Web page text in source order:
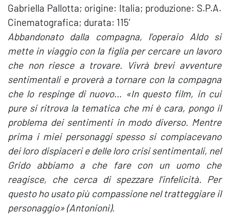
Gabriella Pallotta; origine: Italia; produzione: S.P.A.
Cinematografica; durata: 115′
Abbandonato dalla compagna, l’operaio Aldo si
mette in viaggio con la figlia per cercare un lavoro
che non riesce a trovare. Vivrà brevi avventure
sentimentali e proverà a tornare con la compagna
che lo respinge di nuovo… «In questo film, in cui
pure si ritrova la tematica che mi è cara, pongo il
problema dei sentimenti in modo diverso. Mentre
prima i miei personaggi spesso si compiacevano
dei loro dispiaceri e delle loro crisi sentimentali, nel
Grido
abbiamo a che fare con un uomo che
reagisce, che cerca di spezzare l’infelicità. Per
questo ho usato più compassione nel tratteggiare il
personaggio» (Antonioni).